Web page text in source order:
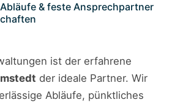
& feste Ansprechpartner
ist der erfahrene
der ideale Partner. Wir
Abläufe, pünktliches